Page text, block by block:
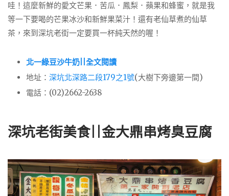
哇！這麼新鮮的愛文芒果．苦瓜．鳳梨．蘋果和蜂蜜，就是我
等一下要喝的芒果冰沙和新鮮果菜汁！還有老仙草煮的仙草
茶，來到深坑老街一定要買一杯純天然的喔！
北一綠豆沙牛奶||全文閱讀
地址： 深坑北深路二段179之1號(大樹下旁邊第一間)
電話：(02)2662-2638
深坑老街美食|| 金大鼎串烤臭豆腐